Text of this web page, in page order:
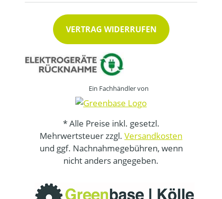
VERTRAG WIDERRUFEN
Ein Fachhändler von
* Alle Preise inkl. gesetzl.
Mehrwertsteuer zzgl. Versandkosten
und ggf. Nachnahmegebühren, wenn
nicht anders angegeben.